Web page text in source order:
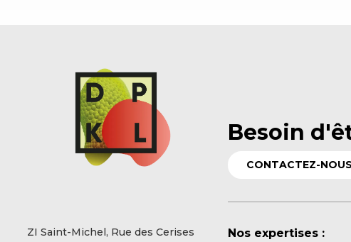
Besoin
CONTACTEZ-NOUS
ZI Saint-Michel, Rue des Cerises
Nos expertises :